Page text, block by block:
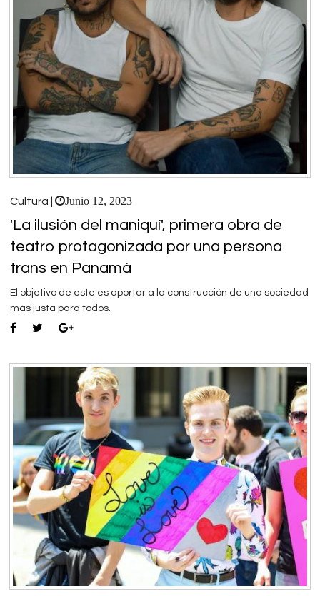
Cultura | Junio 12, 2023
'La ilusión del maniquí', primera obra de
teatro protagonizada por una persona
trans en Panamá
El objetivo de este es aportar a la construcción de una sociedad
más justa para todos.